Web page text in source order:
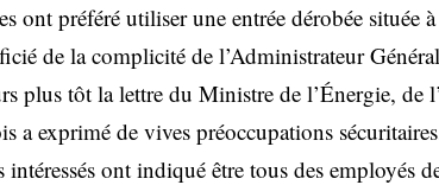
ont préféré utiliser une entrée dérobée située
de la complicité de l’Administrateur
plus tôt la lettre du Ministre de l’Énergie, de
a exprimé de vives préoccupations
intéressés ont indiqué être tous des employés